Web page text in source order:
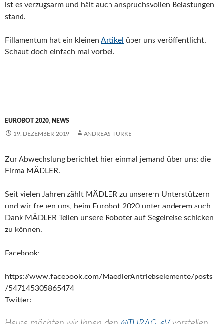
ist es verzugsarm und hält auch anspruchsvollen Belastungen
stand.
Fillamentum hat ein kleinen Artikel über uns veröffentlicht.
Schaut doch einfach mal vorbei.
EUROBOT 2020, NEWS
19. DEZEMBER 2019 ANDREAS TÜRKE
Zur Abwechslung berichtet hier einmal jemand über uns: die
Firma MÄDLER.
Seit vielen Jahren zählt MÄDLER zu unserern Unterstützern
und wir freuen uns, beim Eurobot 2020 unter anderem auch
Dank MÄDLER Teilen unsere Roboter auf Segelreise schicken
zu können.
Facebook:
https://www.facebook.com/MaedlerAntriebselemente/posts
/547145305865474
Twitter: